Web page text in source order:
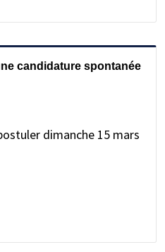
candidature spontanée
dimanche 15 mars